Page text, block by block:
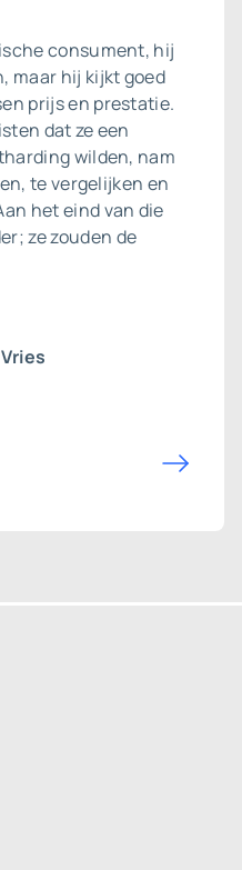
consument, hij
maar hij kijkt goed
prijs en prestatie.
dat ze een
wilden, nam
te vergelijken en
het eind van die
ze zouden de